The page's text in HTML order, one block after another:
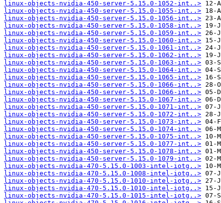
linux-objects-nvidia-450-server-5.15.0-1052-int..>
linux-objects-nvidia-450-server-5.15.0-1055-int..>
linux-objects-nvidia-450-server-5.15.0-1056-int..>
linux-objects-nvidia-450-server-5.15.0-1058-int..>
linux-objects-nvidia-450-server-5.15.0-1059-int..>
linux-objects-nvidia-450-server-5.15.0-1060-int..>
linux-objects-nvidia-450-server-5.15.0-1061-int..>
linux-objects-nvidia-450-server-5.15.0-1062-int..>
linux-objects-nvidia-450-server-5.15.0-1063-int..>
linux-objects-nvidia-450-server-5.15.0-1064-int..>
linux-objects-nvidia-450-server-5.15.0-1065-int..>
linux-objects-nvidia-450-server-5.15.0-1066-int..>
linux-objects-nvidia-450-server-5.15.0-1066-int..>
linux-objects-nvidia-450-server-5.15.0-1067-int..>
linux-objects-nvidia-450-server-5.15.0-1071-int..>
linux-objects-nvidia-450-server-5.15.0-1072-int..>
linux-objects-nvidia-450-server-5.15.0-1073-int..>
linux-objects-nvidia-450-server-5.15.0-1074-int..>
linux-objects-nvidia-450-server-5.15.0-1075-int..>
linux-objects-nvidia-450-server-5.15.0-1077-int..>
linux-objects-nvidia-450-server-5.15.0-1078-int..>
linux-objects-nvidia-450-server-5.15.0-1079-int..>
linux-objects-nvidia-470-5.15.0-1003-intel-iotg..>
linux-objects-nvidia-470-5.15.0-1008-intel-iotg..>
linux-objects-nvidia-470-5.15.0-1010-intel-iotg..>
linux-objects-nvidia-470-5.15.0-1010-intel-iotg..>
linux-objects-nvidia-470-5.15.0-1015-intel-iotg..>